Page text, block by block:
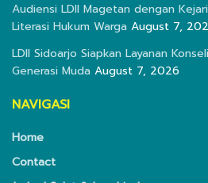
Audiensi LDII Magetan dengan
Literasi Hukum Warga August 7,
LDII Sidoarjo Siapkan Layanan
Generasi Muda August 7, 2026
NAVIGASI
Home
Contact